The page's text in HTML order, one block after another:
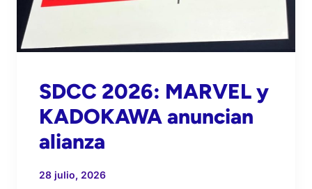
SDCC 2026: MARVEL y
KADOKAWA anuncian
alianza
28 julio, 2026